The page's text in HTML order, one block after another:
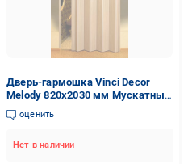
Дверь-гармошка Vinci Decor
Melody 820x2030 мм Мускатный
орех
оценить
Нет в наличии